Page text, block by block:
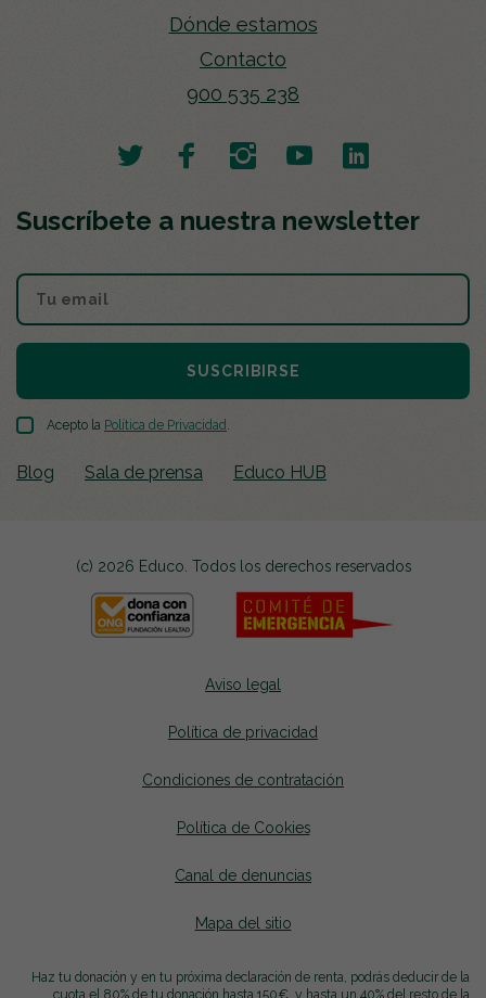
Dónde estamos
Contacto
900 535 238
Suscríbete a nuestra newsletter
SUSCRIBIRSE
Acepto la Política de Privacidad .
Blog Sala de prensa Educo HUB
(c) 2026 Educo. Todos los derechos reservados
Aviso legal
Política de privacidad
Condiciones de contratación
Política de Cookies
Canal de denuncias
Mapa del sitio
Haz tu donación y en tu próxima declaración de renta, podrás deducir de la